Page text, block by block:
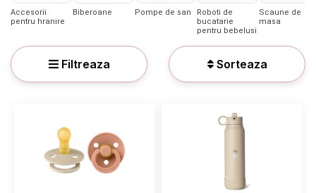
CARUCIOARE COPII
CAMERA COPILULUI
Accesorii
pentru hranire
Biberoane Pompe de san
Roboti de
bucatarie
pentru bebelusi
Scaune de
masa
Filtreaza Sorteaza